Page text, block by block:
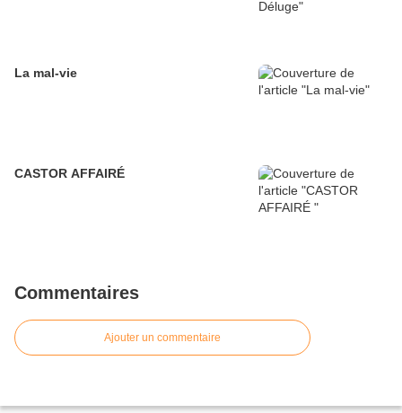
La mal-vie
CASTOR AFFAIRÉ
Commentaires
Ajouter un commentaire